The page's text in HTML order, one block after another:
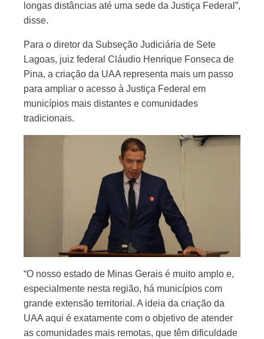
longas distâncias até uma sede da Justiça Federal”,
disse.
Para o diretor da Subseção Judiciária de Sete
Lagoas, juiz federal Cláudio Henrique Fonseca de
Pina, a criação da UAA representa mais um passo
para ampliar o acesso à Justiça Federal em
municípios mais distantes e comunidades
tradicionais.
“O nosso estado de Minas Gerais é muito amplo e,
especialmente nesta região, há municípios com
grande extensão territorial. A ideia da criação da
UAA aqui é exatamente com o objetivo de atender
as comunidades mais remotas, que têm dificuldade